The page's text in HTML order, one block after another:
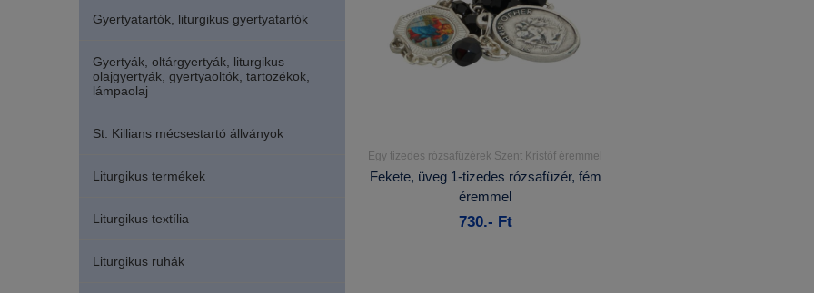
Kosárba
Egy tizedes rózsafüzérek Szent Kristóf éremmel
Fekete, üveg 1-tizedes rózsafüzér, fém
éremmel
730.- Ft
Gyertyatartók, liturgikus gyertyatartók
Gyertyák, oltárgyertyák, liturgikus
olajgyertyák, gyertyaoltók, tartozékok,
lámpaolaj
St. Killians mécsestartó állványok
Liturgikus termékek
Liturgikus textília
Liturgikus ruhák